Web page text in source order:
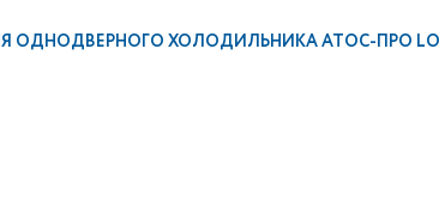
ХОЛОДИЛЬНИКА АТОС-ПРО